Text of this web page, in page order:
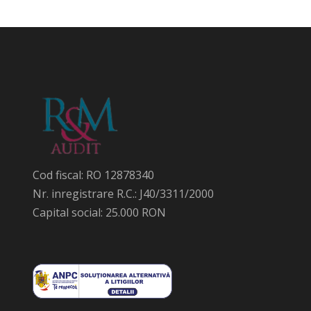
Cod fiscal: RO 12878340
Nr. inregistrare R.C.: J40/3311/2000
Capital social: 25.000 RON